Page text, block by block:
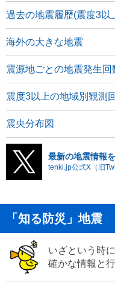
過去の地震履歴(震度3以
海外の大きな地震
震源地ごとの地震発生回
震度3以上の地域別観測
震央分布図
最新の地震情報
tenki.jp公式X（旧
「知る防災」地震
いざという時
確かな情報と